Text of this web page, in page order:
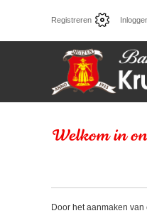
Registreren
Welkom in
Door het aanmaken